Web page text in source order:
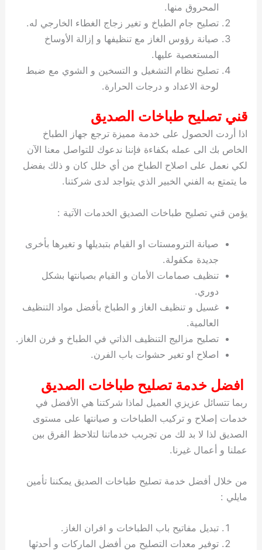
المحروق منها.
تصليح جام الطباخ و تغير زجاج الغطاء الخارجي له.
صيانة رؤوس الغاز مع تنظيفها و إزالة الأوساخ
المستعصية عليها.
تصليح نظام التشغيل و التسخين و الشوي مع ضبط
لوحة الاعداد و درجات الحرارة.
قني تصليح طباخات الصديق
اذا أردت الحصول على خدمة مميزة ترجع جهاز الطباخ
الخاص بك الى عمله بكفاءة فإننا ندعوك للتواصل معنا الآن
لكي نعمل على اصلاح الطباخ من أي خلل كان و ذلك بفضل
ما يتمتع به الفني الخبير الذي يتواجد لدى شركتنا.
يؤمن قني تصليح طباخات الصديق الخدمات الآتية :
صيانة الترومستات او القيام بتبديلها و تغيرها بأخرى
جديدة مكفولة.
تنظيف صمامات الأمان و القيام بصيانتها بشكل
دوري.
غسيل و تنظيف الغاز و الطباخ بأفضل مواد التنظيف
العالمية.
تصليح مزاليج التنظيف الذاتي في الطباخ و فرن الغاز.
اصلاح او تغير حشوات باب الفرن.
افضل خدمة تصليح طباخات الصديق
ربما تتسائل عزيزي العميل لماذا شركتنا هي الأفضل في
خدمات إصلاح و تركيب الطباخات و صيانتها على مستوى
الصديق لذا لا بد لك من تجربب خدماتنا لتلاحظ الفرق بين
عملنا و أعمال غيرنا.
من خلال أفضل خدمة تصليح طباخات الصديق يمكننا تأمين
مايلي :
تبديل مفاتيح باب الطباخات و افران الغاز.
توفير معدات التصليح من أفضل الماركات و أحدثها